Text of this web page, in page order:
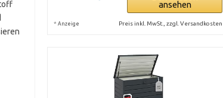
ansehen
* Anzeige Preis inkl. MwSt., zzgl. Versandkosten